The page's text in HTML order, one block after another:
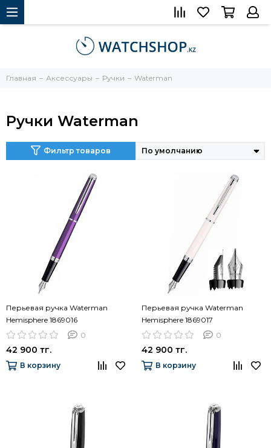
Главная Аксессуары Ручки Waterman
Ручки Waterman
Фильтр товаров
Перьевая ручка Waterman
Hemisphere 1869016
0
42 900 тг.
В корзину
Перьевая ручка Waterman
Hemisphere 1869017
0
42 900 тг.
В корзину